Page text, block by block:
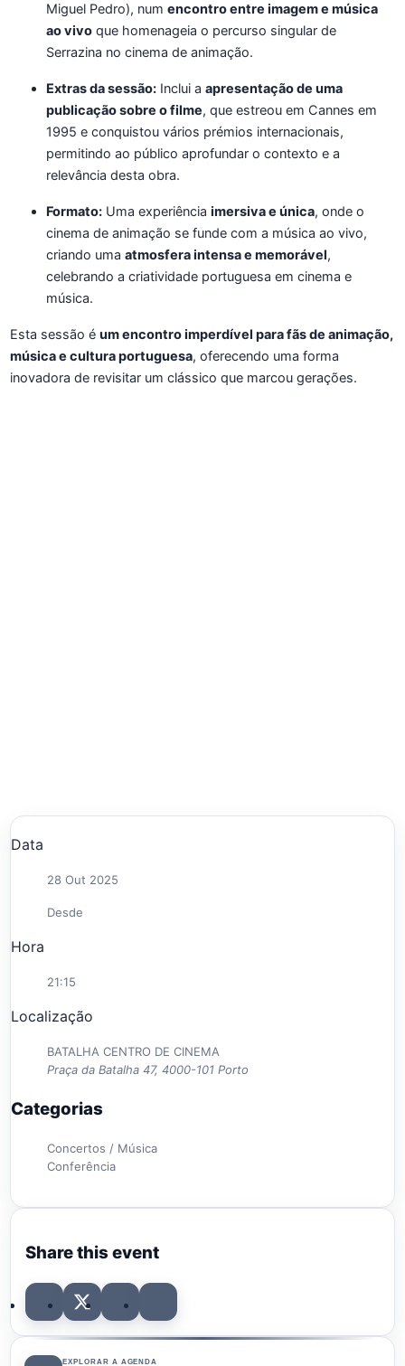
Miguel Pedro), num encontro entre imagem e música
ao vivo que homenageia o percurso singular de
Serrazina no cinema de animação.
Extras da sessão: Inclui a apresentação de uma
publicação sobre o filme, que estreou em Cannes em
1995 e conquistou vários prémios internacionais,
permitindo ao público aprofundar o contexto e a
relevância desta obra.
Formato: Uma experiência imersiva e única, onde o
cinema de animação se funde com a música ao vivo,
criando uma atmosfera intensa e memorável,
celebrando a criatividade portuguesa em cinema e
música.
Esta sessão é um encontro imperdível para fãs de animação,
música e cultura portuguesa, oferecendo uma forma
inovadora de revisitar um clássico que marcou gerações.
Data
28 Out 2025
Desde
Hora
21:15
Localização
BATALHA CENTRO DE CINEMA
Praça da Batalha 47, 4000-101 Porto
Categorias
Concertos / Música
Conferência
Share this event
EXPLORAR A AGENDA